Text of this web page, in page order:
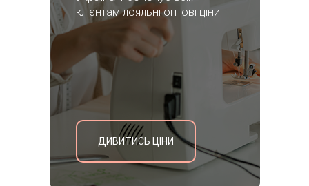
клієнтам лояльні оптові ціни.
ДИВИТИСЬ ЦІНИ